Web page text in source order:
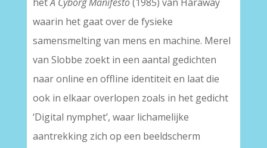
hetA Cyborg Manifesto(1985) van Haraway
waarin het gaat over de fysieke
samensmelting van mens en machine. Merel
van Slobbe zoekt in een aantal gedichten
naar online en offline identiteit en laat die
ook in elkaar overlopen zoals in het gedicht
‘Digital nymphet’, waar lichamelijke
aantrekking zich op een beeldscherm